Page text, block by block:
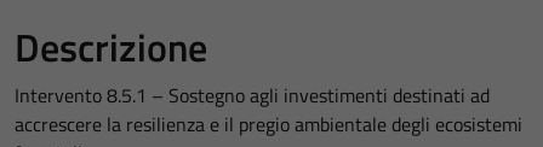
Descrizione
Intervento 8.5.1 – Sostegno agli investimenti destinati ad
accrescere la resilienza e il pregio ambientale degli ecosistemi